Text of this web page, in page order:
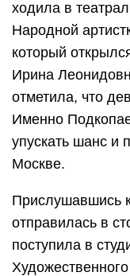
ходила в
Народной
который
Ирина
отметила, что
Именно
упускать шанс и
Москве.
Прислушавшись
отправилась в
поступила в